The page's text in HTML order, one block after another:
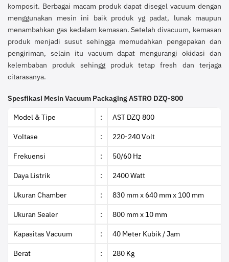
komposit. Berbagai macam produk dapat disegel vacuum dengan
menggunakan mesin ini baik produk yg padat, lunak maupun
menambahkan gas kedalam kemasan. Setelah divacuum, kemasan
produk menjadi susut sehingga memudahkan pengepakan dan
pengiriman, selain itu vacuum dapat mengurangi okidasi dan
kelembaban produk sehingg produk tetap fresh dan terjaga
citarasanya.
Spesfikasi Mesin Vacuum Packaging ASTRO DZQ-800
Model & Tipe : AST DZQ 800
Voltase : 220-240 Volt
Frekuensi : 50/60 Hz
Daya Listrik : 2400 Watt
Ukuran Chamber : 830 mm x 640 mm x 100 mm
Ukuran Sealer : 800 mm x 10 mm
Kapasitas Vacuum : 40 Meter Kubik / Jam
Berat : 280 Kg